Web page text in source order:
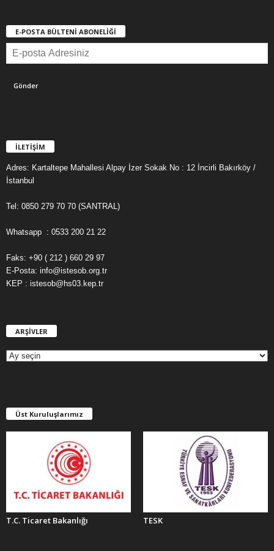
E-POSTA BÜLTENİ ABONELİĞİ
İLETİŞİM
Adres: Kartaltepe Mahallesi Alpay İzer Sokak No : 12 İncirli Bakırköy /
İstanbul
Tel: 0850 279 70 70 (SANTRAL)
Whatsapp : 0533 200 21 22
Faks: +90 ( 212 ) 660 29 97
E-Posta: info@istesob.org.tr
KEP : istesob@hs03.kep.tr
ARŞİVLER
E
R
Üst Kuruluşlarımız
T.C. Ticaret Bakanlığı TESK